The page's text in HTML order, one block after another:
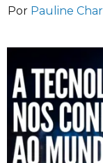
Por Pauline